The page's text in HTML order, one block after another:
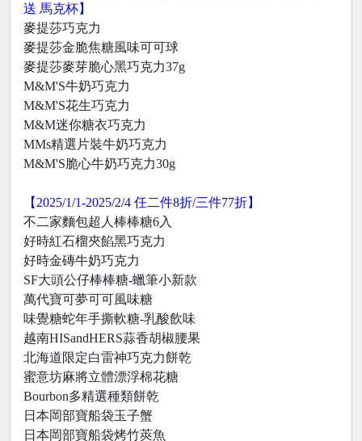
送 馬克杯】
麥提莎巧克力
麥提莎金脆焦糖風味可可球
麥提莎麥芽脆心黑巧克力37g
M&M'S牛奶巧克力
M&M'S花生巧克力
M&M迷你糖衣巧克力
MMs精選片裝牛奶巧克力
M&M'S脆心牛奶巧克力30g
【2025/1/1-2025/2/4 任二件8折/三件77折】
不二家麵包超人棒棒糖6入
好時紅石榴夾餡黑巧克力
好時金磚牛奶巧克力
SF大頭公仔棒棒糖-蠟筆小新款
萬代寶可夢可可風味糖
味覺糖蛇年手撕軟糖-乳酸飲味
越南HISandHERS蒜香胡椒腰果
北海道限定白雷神巧克力餅乾
蜜意坊麻將立體漂浮棉花糖
Bourbon多精選種類餅乾
日本岡部寶船袋玉子蟹
日本岡部寶船袋烤竹莢魚